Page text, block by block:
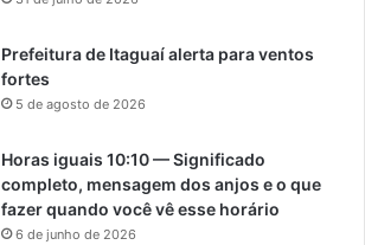
Prefeitura de Itaguaí alerta para ventos
fortes
5 de agosto de 2026
Horas iguais 10:10 — Significado
completo, mensagem dos anjos e o que
fazer quando você vê esse horário
6 de junho de 2026